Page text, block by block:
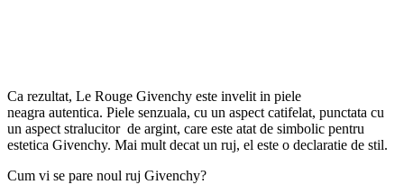
Ca rezultat, Le Rouge Givenchy este invelit in piele
neagra autentica. Piele senzuala, cu un aspect catifelat, punctata cu
un aspect stralucitor de argint, care este atat de simbolic pentru
estetica Givenchy. Mai mult decat un ruj, el este o declaratie de stil.
Cum vi se pare noul ruj Givenchy?